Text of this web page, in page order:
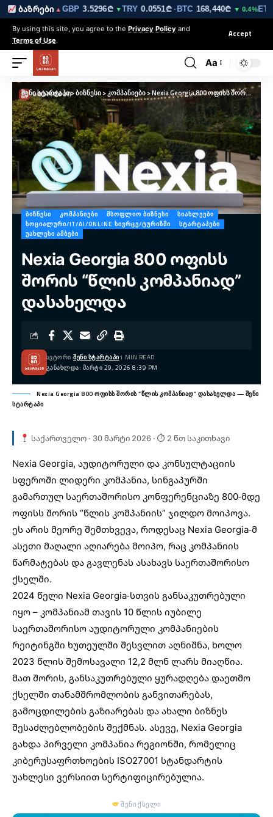
ბაზრები
3.0264₾▲GBP3.5296₾▼TRY0.0551₾·BTC168,440₾▼ 0.4%ETH
By using this site, you agree to the Privacy Policy and
Terms of Use.
Accept
Aa
შენი სტარტაპი>ბიზნესი>კომპანიები>Nexia Georgia 800 ოფისს შორის “წლის კომპანიად” დასახელდა
ᲑᲘᲖᲜᲔᲡᲘ ᲙᲝᲛᲞᲐᲜᲘᲔᲑᲘ ᲛᲡᲝᲤᲚᲘᲝ ᲑᲘᲖᲜᲔᲡᲘ
ᲡᲘᲐᲮᲚᲔᲔᲑᲘ
ᲡᲝᲪᲘᲐᲚᲣᲠᲘ/IT/AI/ONLINE ᲡᲘᲕᲠᲪᲔ/ᲢᲣᲠᲘᲖᲛᲘ
ᲡᲢᲐᲠᲢᲐᲞᲔᲑᲘ
ᲣᲐᲮᲚᲔᲡᲘ ᲐᲛᲑᲔᲑᲘ
Nexia Georgia 800 ოფისს
შორის “წლის კომპანიად”
დასახელდა
ᲒᲐᲜᲐᲮᲚᲓᲐ: ᲛᲐᲠᲢᲘ 29, 2026 8:39 PM
ᲐᲕᲢᲝᲠᲘ:ᲨᲔᲜᲘ ᲡᲢᲐᲠᲢᲐᲞᲘ1 MIN READ
Nexia Georgia 800 ოფისს შორის “წლის კომპანიად” დასახელდა — შენი
სტარტაპი
საქართველო · 30 მარტი 2026 · ⏱ 2 წთ საკითხავი
Nexia Georgia, აუდიტორული და კონსულტაციის
სფეროში ლიდერი კომპანია, სინგაპურში
გამართულ საერთაშორისო კონფერენციაზე 800-მდე
ოფისს შორის “წლის კომპანიის” ჯილდო მოიპოვა.
ეს არის მეორე შემთხვევა, როდესაც Nexia Georgia-მ
ასეთი მაღალი აღიარება მოიპო, რაც კომპანიის
წარმატებას და გავლენას ასახავს საერთაშორისო
ქსელში.
2024 წელი Nexia Georgia-სთვის განსაკუთრებული
იყო – კომპანიამ თავის 10 წლის იუბილე
საერთაშორისო აუდიტორული კომპანიების
რეიტინგში ხუთეულში შესვლით აღნიშნა, ხოლო
2023 წლის შემოსავალი 12,2 მლნ ლარს მიაღწია.
მათ შორის, განსაკუთრებული ყურადღება დაეთმო
ქსელში თანამშრომლობის განვითარებას,
გამოცდილების გაზიარებას და ახალი ბიზნეს
შესაძლებლობების შექმნას. ასევე, Nexia Georgia
გახდა პირველი კომპანია რეგიონში, რომელიც
კიბერუსაფრთხოების ISO27001 სტანდარტის
უახლესი ვერსიით სერტიფიცირებულია.
შენი ქსელი